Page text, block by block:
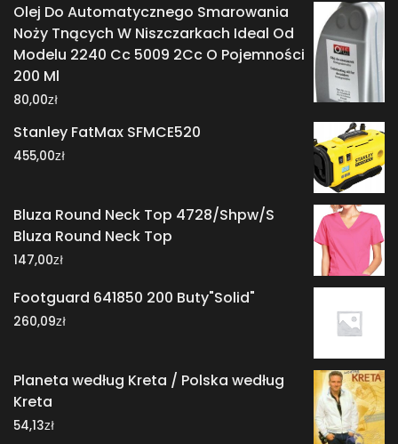
Olej Do Automatycznego Smarowania
Noży Tnących W Niszczarkach Ideal Od
Modelu 2240 Cc 5009 2Cc O Pojemności
200 Ml
80,00zł
Stanley FatMax SFMCE520
455,00zł
Bluza Round Neck Top 4728/Shpw/S
Bluza Round Neck Top
147,00zł
Footguard 641850 200 Buty"Solid"
260,09zł
Planeta według Kreta / Polska według
Kreta
54,13zł